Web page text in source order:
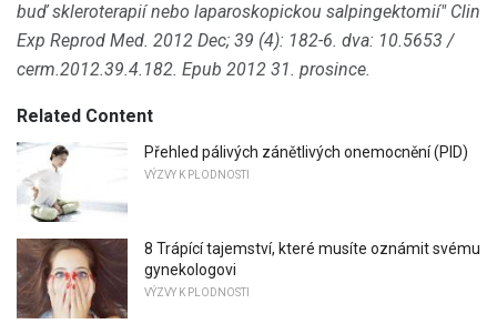
buď skleroterapií nebo laparoskopickou salpingektomií" Clin
Exp Reprod Med. 2012 Dec; 39 (4): 182-6. dva: 10.5653 /
cerm.2012.39.4.182. Epub 2012 31. prosince.
Related Content
Přehled pálivých zánětlivých onemocnění (PID)
VÝZVY K PLODNOSTI
8 Trápící tajemství, které musíte oznámit svému
gynekologovi
VÝZVY K PLODNOSTI